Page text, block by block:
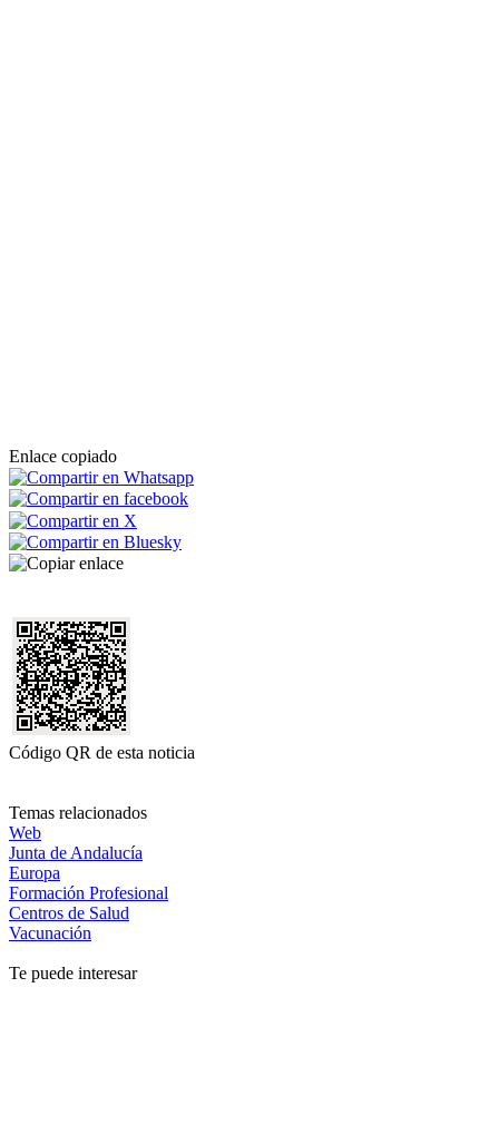
Enlace copiado
Código QR de esta noticia
Temas relacionados
Web
Junta de Andalucía
Europa
Formación Profesional
Centros de Salud
Vacunación
Te puede interesar